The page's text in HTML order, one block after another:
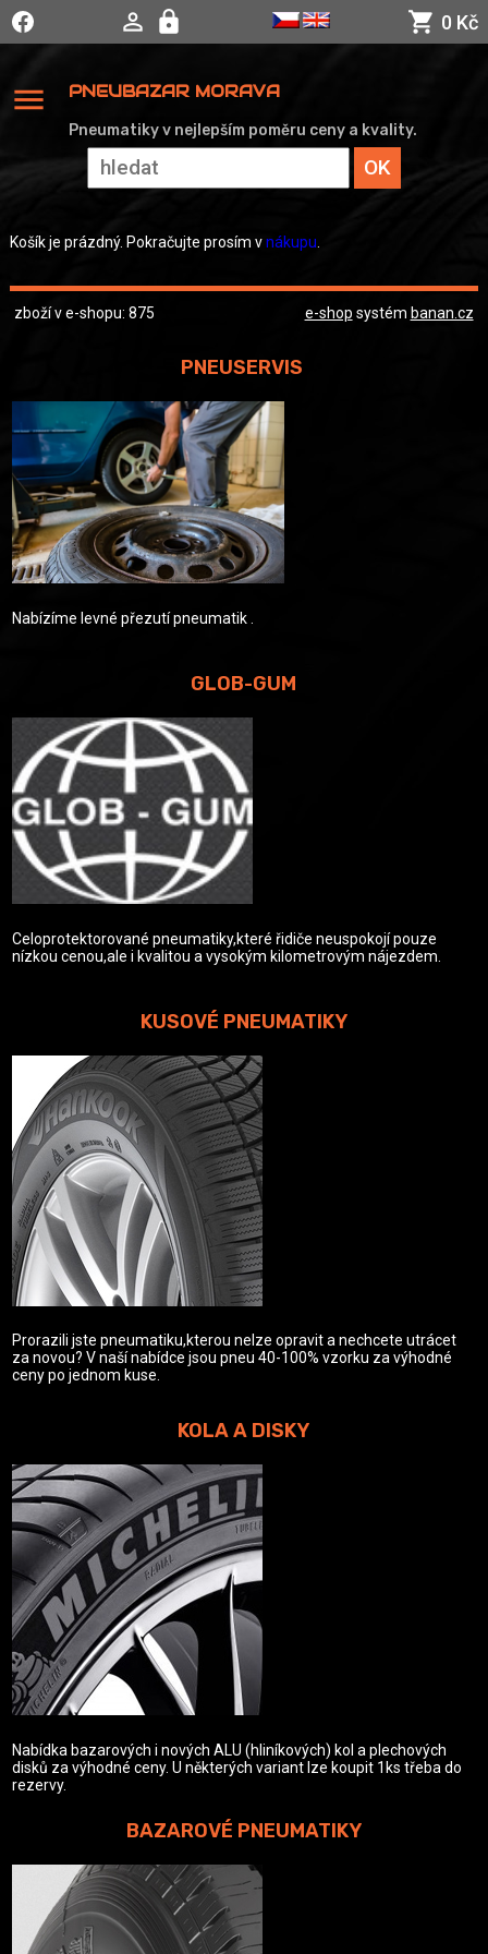
0 Kč
menu PNEUBAZAR MORAVA
Pneumatiky v nejlepším poměru ceny a kvality.
Košík je prázdný. Pokračujte prosím vnákupu
zboží v e-shopu: 875 e-shop systém banan.cz
PNEUSERVIS
Nabízíme levné přezutí pneumatik .
GLOB-GUM
Celoprotektorované pneumatiky,které řidiče neuspokojí pouze
nízkou cenou,ale i kvalitou a vysokým kilometrovým nájezdem.
KUSOVÉ PNEUMATIKY
Prorazili jste pneumatiku,kterou nelze opravit a nechcete utrácet
za novou? V naší nabídce jsou pneu 40-100% vzorku za výhodné
ceny po jednom kuse.
KOLA A DISKY
Nabídka bazarových i nových ALU (hliníkových) kol a plechových
disků za výhodné ceny. U některých variant lze koupit 1ks třeba do
rezervy.
BAZAROVÉ PNEUMATIKY